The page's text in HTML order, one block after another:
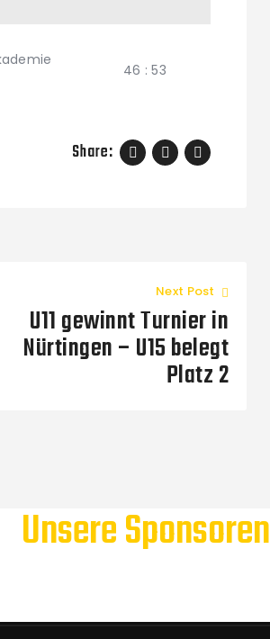
46 : 53
Share:
Next Post
U11 gewinnt Turnier in
Nürtingen – U15 belegt
Platz 2
Unsere Sponsoren